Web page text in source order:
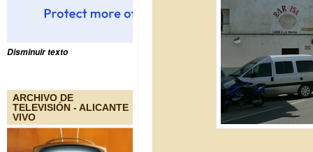
Disminuir texto
ARCHIVO DE
TELEVISIÓN - ALICANTE
VIVO